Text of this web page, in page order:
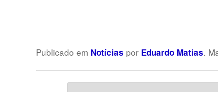
Publicado em Notícias por Eduardo Matias.